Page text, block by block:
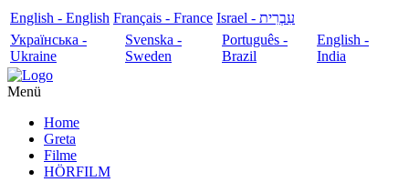
English - English Français - France
עִבְרִית - Israel
Українська -
Ukraine
Svenska -
Sweden
Português -
Brazil
English -
India
Menü
Home
Greta
Filme
HÖRFILM